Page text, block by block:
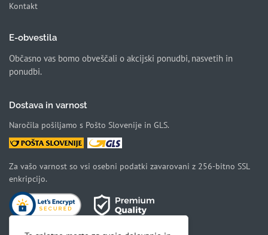
Kontakt
E-obvestila
Občasno vas bomo obveščali o akcijski ponudbi, nasvetih in
ponudbi.
Dostava in varnost
Naročila pošiljamo s Pošto Slovenije in GLS.
Za vašo varnost so vsi osebni podatki zavarovani z 256-bitno SSL
enkripcijo.